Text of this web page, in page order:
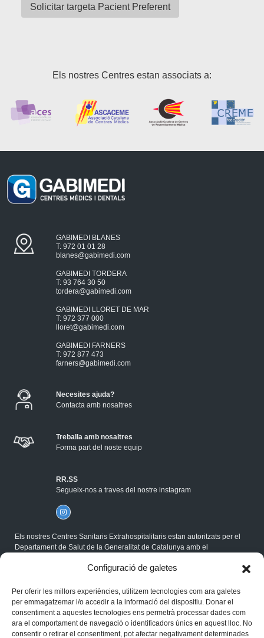
Configuració de galetes
Per oferir les millors experiències, utilitzem tecnologies com ara galetes
per emmagatzemar i/o accedir a la informació del dispositiu. Donar el
consentiment a aquestes tecnologies ens permetrà processar dades com
ara el comportament de navegació o identificadors únics en aquest lloc. No
consentir o retirar el consentiment, pot afectar negativament determinades
Els nostres Centres estan associats a:
GABIMEDI BLANES
T: 972 01 01 28
blanes@gabimedi.com
GABIMEDI TORDERA
T: 93 764 30 50
tordera@gabimedi.com
GABIMEDI LLORET DE MAR
T: 972 377 000
lloret@gabimedi.com
GABIMEDI FARNERS
T: 972 877 473
farners@gabimedi.com
Necesites ajuda?
Contacta amb nosaltres
Treballa amb nosaltres
Forma part del noste equip
RR.SS
Segueix-nos a traves del nostre instagram
Els nostres Centres Sanitaris Extrahospitalitaris estan autoritzats per el
Departament de Salut de la Generalitat de Catalunya amb el
Política de cookies
Avís legal
Privacitat